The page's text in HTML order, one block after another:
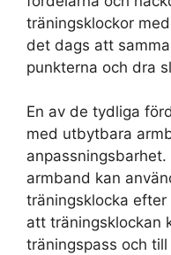
träningsklockor
det dags att
punkterna och dra
En av de tydliga
med utbytbara
armband kan
träningsklocka
att träningsklockan
träningspass och